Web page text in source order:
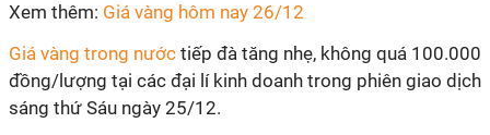
Xem thêm: Giá vàng hôm nay 26/12
Giá vàng trong nước tiếp đà tăng nhẹ, không quá 100.000
đồng/lượng tại các đại lí kinh doanh trong phiên giao dịch
sáng thứ Sáu ngày 25/12.